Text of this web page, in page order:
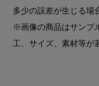
多少の誤差が生じる場
※画像の商品はサンプ
工、サイズ、素材等が